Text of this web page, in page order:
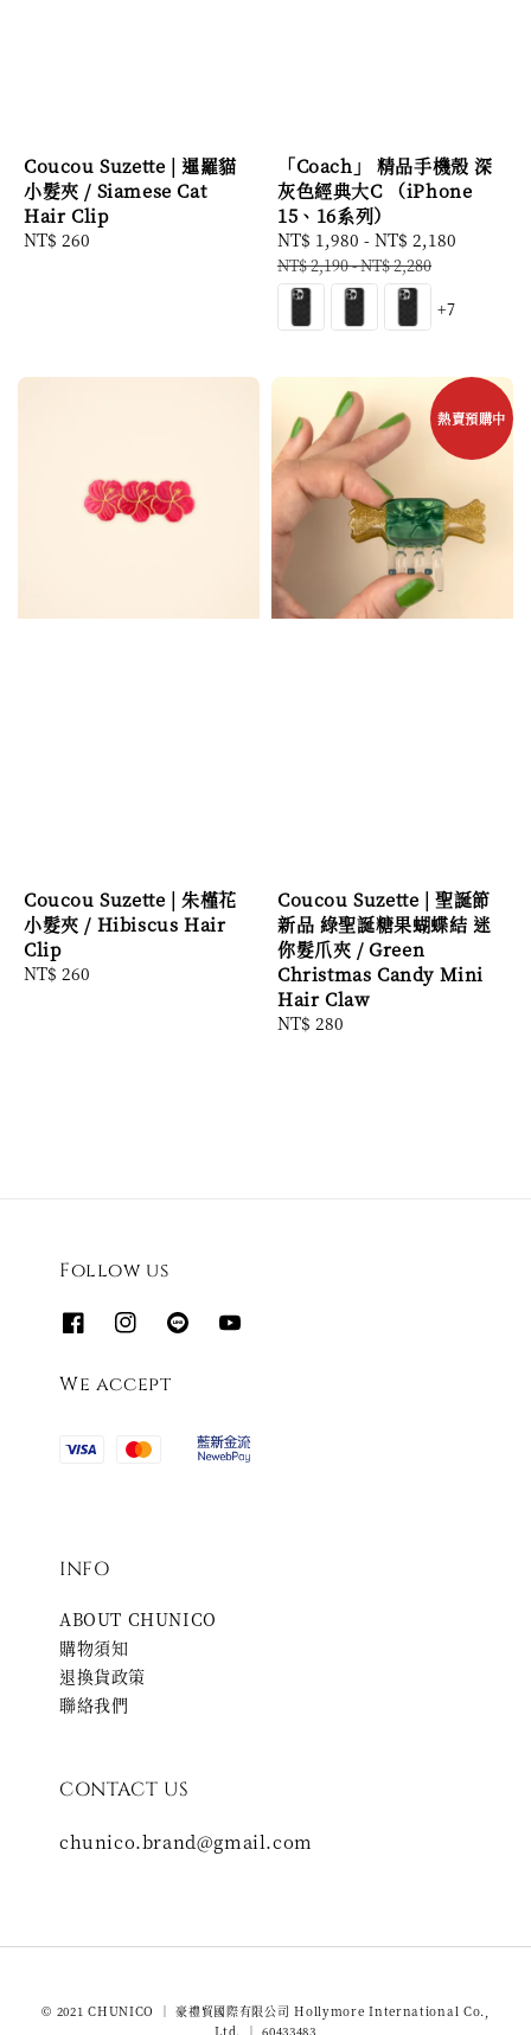
Coucou Suzette | 暹羅貓
小髮夾 / Siamese Cat
Hair Clip
Regular
NT$ 260
「Coach」 精品手機殼 深
灰色經典大C （iPhone
15、16系列）
Sale
price
NT$ 1,980 - NT$ 2,180
NT$ 2,190-NT$ 2,280
+7
Coucou Suzette | 朱槿花
小髮夾 / Hibiscus Hair
Clip
Regular
NT$ 260
熱賣預購中
Coucou Suzette | 聖誕節
新品 綠聖誕糖果蝴蝶結 迷
你髮爪夾 / Green
Christmas Candy Mini
Hair Claw
Regular
NT$ 280
Follow us
We accept
INFO
ABOUT CHUNICO
購物須知
退換貨政策
聯絡我們
CONTACT US
chunico.brand@gmail.com
© 2021 CHUNICO ｜ 豪禮貿國際有限公司 Hollymore International Co.,
Ltd. ｜ 60433483